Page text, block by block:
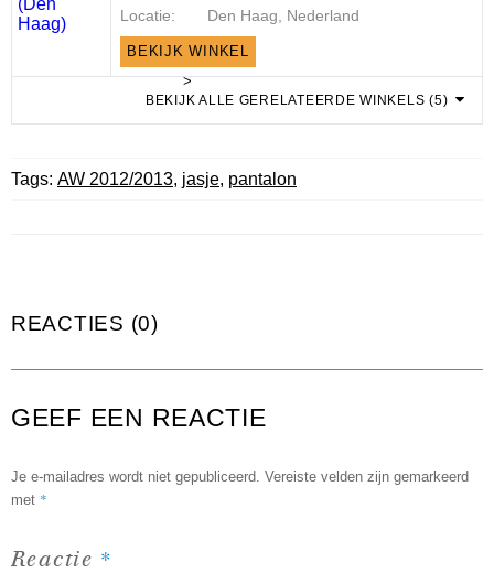
Locatie:
Den Haag, Nederland
BEKIJK WINKEL
>
BEKIJK ALLE GERELATEERDE WINKELS (5)
Tags: AW 2012/2013, jasje, pantalon
REACTIES (0)
GEEF EEN REACTIE
Je e-mailadres wordt niet gepubliceerd. Vereiste velden zijn gemarkeerd
met *
Reactie *